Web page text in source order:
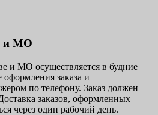
и МО
и МО осуществляется в будние
заказа и
по телефону. Заказ должен
заказов, оформленных
через один рабочий день.